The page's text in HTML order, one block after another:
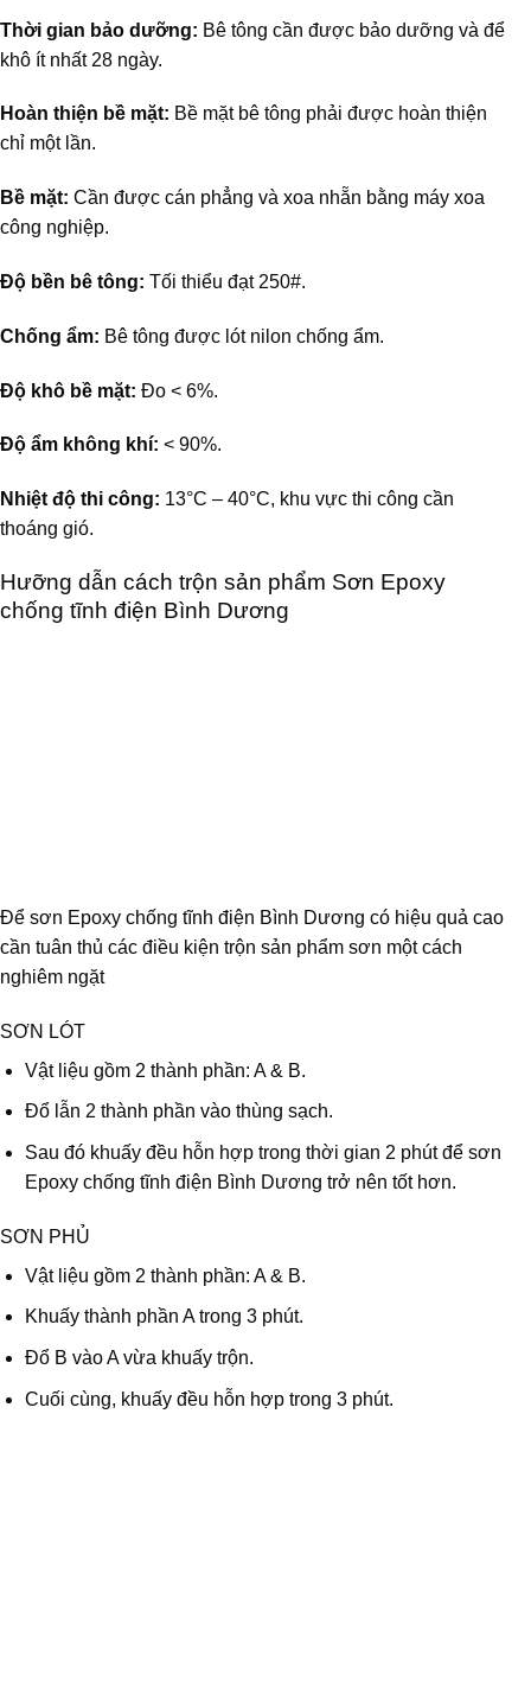
Thời gian bảo dưỡng: Bê tông cần được bảo dưỡng và để
khô ít nhất 28 ngày.
Hoàn thiện bề mặt: Bề mặt bê tông phải được hoàn thiện
chỉ một lần.
Bề mặt: Cần được cán phẳng và xoa nhẵn bằng máy xoa
công nghiệp.
Độ bền bê tông: Tối thiểu đạt 250#.
Chống ẩm: Bê tông được lót nilon chống ẩm.
Độ khô bề mặt: Đo < 6%.
Độ ẩm không khí: < 90%.
Nhiệt độ thi công: 13°C – 40°C, khu vực thi công cần
thoáng gió.
Hưỡng dẫn cách trộn sản phẩm Sơn Epoxy
chống tĩnh điện Bình Dương
Để sơn Epoxy chống tĩnh điện Bình Dương có hiệu quả cao
cần tuân thủ các điều kiện trộn sản phẩm sơn một cách
nghiêm ngặt
SƠN LÓT
Vật liệu gồm 2 thành phần: A & B.
Đổ lẫn 2 thành phần vào thùng sạch.
Sau đó khuấy đều hỗn hợp trong thời gian 2 phút để sơn
Epoxy chống tĩnh điện Bình Dương trở nên tốt hơn.
SƠN PHỦ
Vật liệu gồm 2 thành phần: A & B.
Khuấy thành phần A trong 3 phút.
Đổ B vào A vừa khuấy trộn.
Cuối cùng, khuấy đều hỗn hợp trong 3 phút.